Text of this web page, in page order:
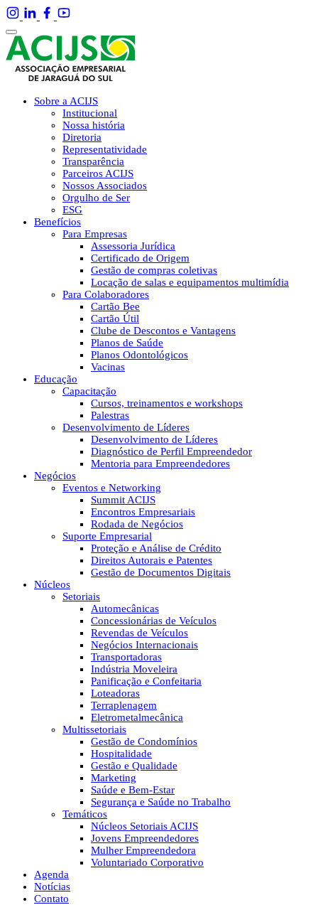
Sobre a ACIJS
Institucional
Nossa história
Diretoria
Representatividade
Transparência
Parceiros ACIJS
Nossos Associados
Orgulho de Ser
ESG
Benefícios
Para Empresas
Assessoria Jurídica
Certificado de Origem
Gestão de compras coletivas
Locação de salas e equipamentos multimídia
Para Colaboradores
Cartão Bee
Cartão Útil
Clube de Descontos e Vantagens
Planos de Saúde
Planos Odontológicos
Vacinas
Educação
Capacitação
Cursos, treinamentos e workshops
Palestras
Desenvolvimento de Líderes
Desenvolvimento de Líderes
Diagnóstico de Perfil Empreendedor
Mentoria para Empreendedores
Negócios
Eventos e Networking
Summit ACIJS
Encontros Empresariais
Rodada de Negócios
Suporte Empresarial
Proteção e Análise de Crédito
Direitos Autorais e Patentes
Gestão de Documentos Digitais
Núcleos
Setoriais
Automecânicas
Concessionárias de Veículos
Revendas de Veículos
Negócios Internacionais
Transportadoras
Indústria Moveleira
Panificação e Confeitaria
Loteadoras
Terraplenagem
Eletrometalmecânica
Multissetoriais
Gestão de Condomínios
Hospitalidade
Gestão e Qualidade
Marketing
Saúde e Bem-Estar
Segurança e Saúde no Trabalho
Temáticos
Núcleos Setoriais ACIJS
Jovens Empreendedores
Mulher Empreendedora
Voluntariado Corporativo
Agenda
Notícias
Contato